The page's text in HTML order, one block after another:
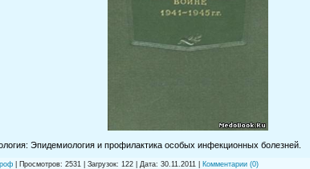
Эпидемиология и профилактика особых инфекционных болезней.
| Просмотров: 2531 | Загрузок: 122 | Дата: 30.11.2011 Комментарии (0)